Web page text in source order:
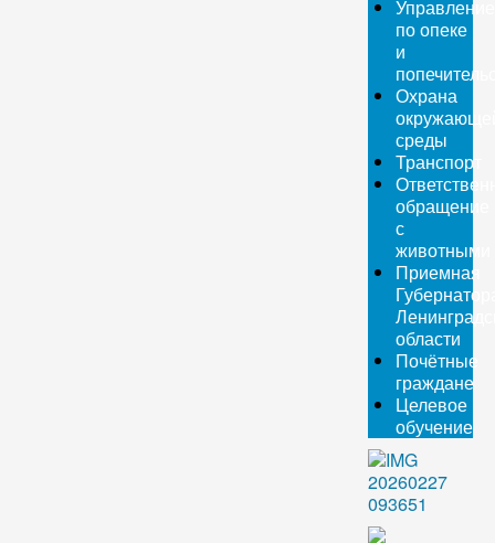
Управление
по опеке
и
Охрана
среды
Транспорт
обращение
с
животными
Приемная
области
Почётные
граждане
Целевое
обучение